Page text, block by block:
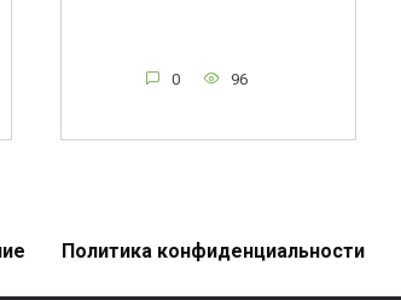
0 96
Политика конфиденциальности